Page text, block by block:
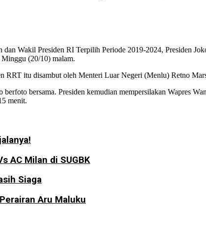
dan Wakil Presiden RI Terpilih Periode 2019-2024, Presiden
(20/10) malam.
RRT itu disambut oleh Menteri Luar Negeri (Menlu) Retno
bersama. Presiden kemudian mempersilakan Wapres
menit.
AC Milan di SUGBK
Siaga
Aru Maluku